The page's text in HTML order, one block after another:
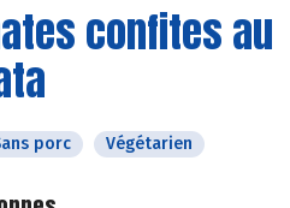
confites au
porc Végétarien